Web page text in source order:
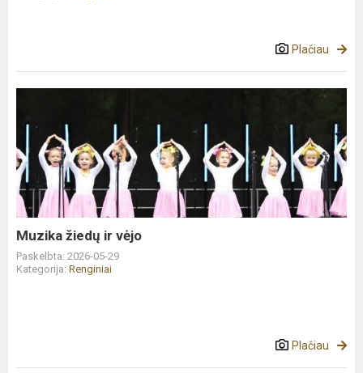
Plačiau
vėjo
Muzika žiedų ir vėjo
Paskelbta: 2026-05-29
Kategorija: Renginiai
Plačiau